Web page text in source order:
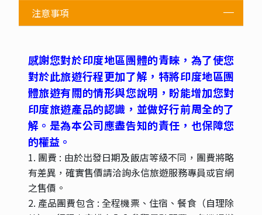
注意事項
感謝您對於印度地區團體的青睞，為了使您
對於此旅遊行程更加了解，特將印度地區團
體旅遊有關的情形與您說明，盼能增加您對
印度旅遊產品的認識，並做好行前周全的了
解。是為本公司應盡告知的責任，也保障您
的權益。
1. 團費 : 由於出發日期及飯店等級不同，團費將略
有差異，確實售價請洽詢永信旅遊服務專員或官網
之售價。
2. 產品團費包含 : 全程機票、住宿、餐食（自理除